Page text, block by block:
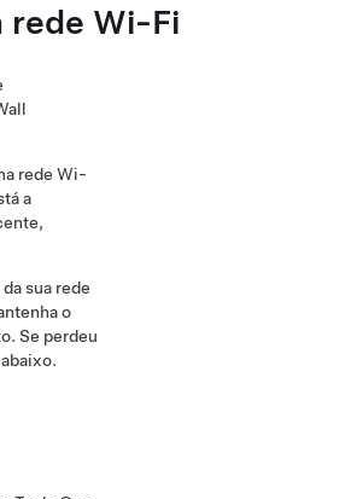
rede Wi-Fi
rede Wi-
a
sua rede
o
Se perdeu